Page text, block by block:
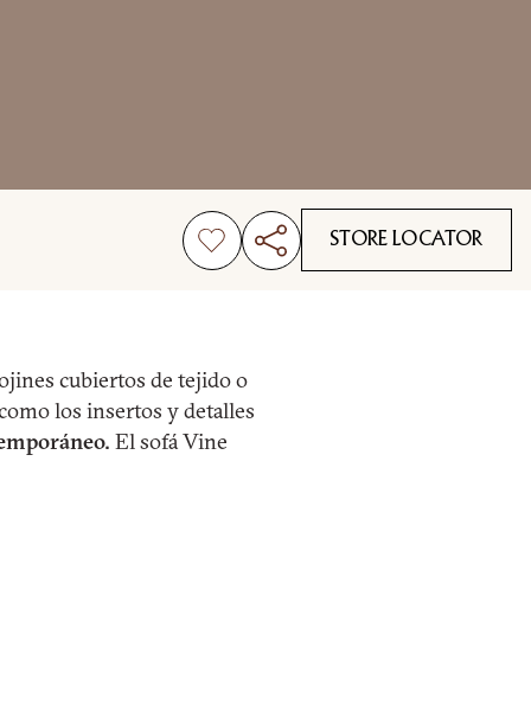
STORE LOCATOR
cubiertos de tejido o
los insertos y detalles
El sofá Vine